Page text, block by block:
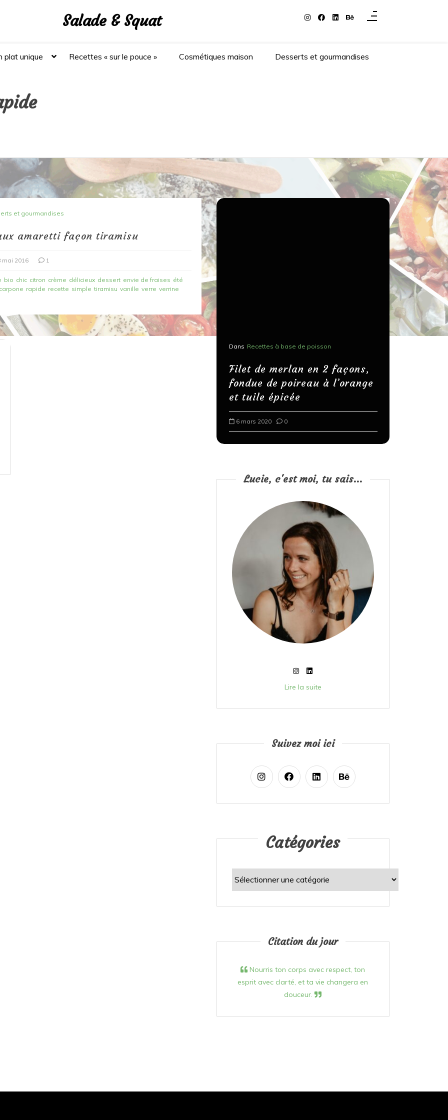
Salade & Squat
plat unique Recettes « sur le pouce » Cosmétiques maison Desserts et gourmandises
et gourmandises
amaretti façon tiramisu
mai 2016 1
bio chic citron crème délicieux dessert envie de fraises été
rapide recette simple tiramisu vanille verre verrine
Dans Recettes à base de poisson
Filet de merlan en 2 façons,
fondue de poireau à l’orange
et tuile épicée
6 mars 2020 0
Lucie, c'est moi, tu sais...
Lire la suite
Suivez moi ici
Catégories
Citation du jour
Nourris ton corps avec respect, ton
esprit avec clarté, et ta vie changera en
douceur.